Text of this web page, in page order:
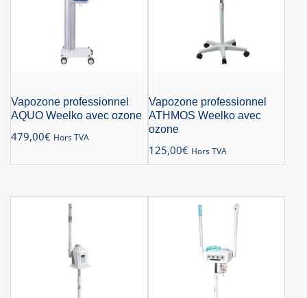
Vapozone professionnel
AQUO Weelko avec ozone
479,00€ Hors TVA
Vapozone professionnel
ATHMOS Weelko avec
ozone
125,00€ Hors TVA